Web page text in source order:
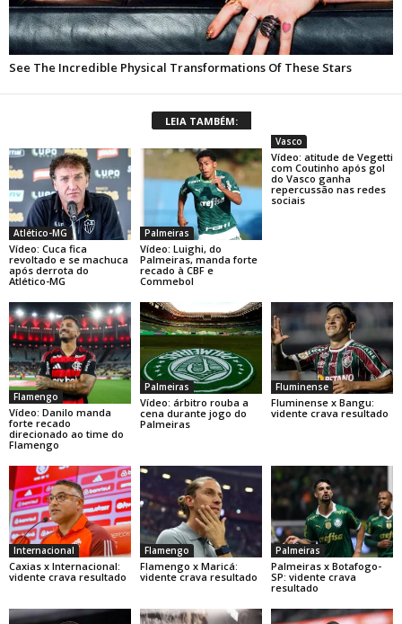
LEIA TAMBÉM:
Atlético-MG
Vídeo: Cuca fica
revoltado e se machuca
após derrota do
Atlético-MG
Palmeiras
Vídeo: Luighi, do
Palmeiras, manda forte
recado à CBF e
Commebol
Vasco
Vídeo: atitude de Vegetti
com Coutinho após gol
do Vasco ganha
repercussão nas redes
sociais
Flamengo
Vídeo: Danilo manda
forte recado
direcionado ao time do
Flamengo
Palmeiras
Vídeo: árbitro rouba a
cena durante jogo do
Palmeiras
Fluminense
Fluminense x Bangu:
vidente crava resultado
Internacional
Caxias x Internacional:
vidente crava resultado
Flamengo
Flamengo x Maricá:
vidente crava resultado
Palmeiras
Palmeiras x Botafogo-
SP: vidente crava
resultado